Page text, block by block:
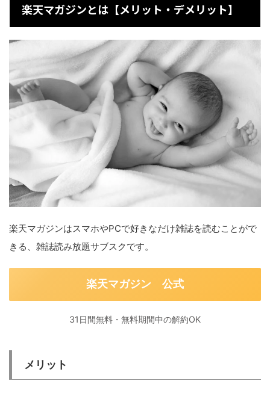
楽天マガジンとは【メリット・デメリット】
楽天マガジンはスマホやPCで好きなだけ雑誌を読むことがで
きる、雑誌読み放題サブスクです。
楽天マガジン 公式
31日間無料・無料期間中の解約OK
メリット